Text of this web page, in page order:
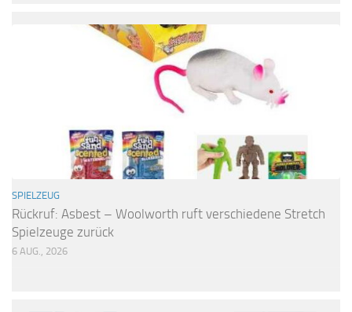
SPIELZEUG
Rückruf: Asbest – Woolworth ruft verschiedene Stretch
Spielzeuge zurück
6 AUG., 2026